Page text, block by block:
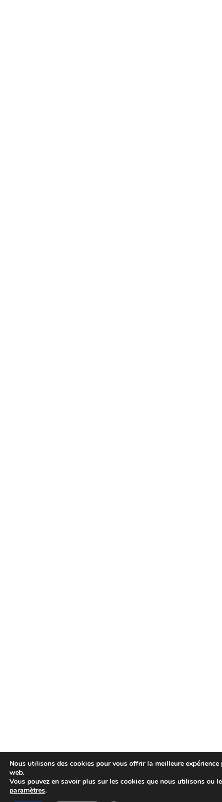
Nous utilisons des cookies pour vous offrir la meilleure
web.
Vous pouvez en savoir plus sur les cookies que nous utilisons ou
paramètres.